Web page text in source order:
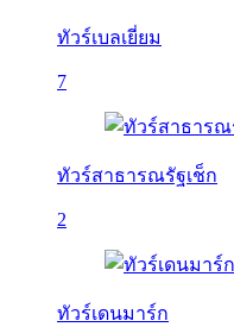
ทัวร์เบลเยี่ยม
7
ทัวร์สาธารณรัฐเช็ก
2
ทัวร์เดนมาร์ก